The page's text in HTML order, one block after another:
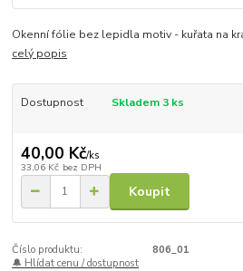
Okenní fólie bez lepidla motiv - kuřata na
celý popis
Dostupnost Skladem 3 ks
40,00 Kč/ks
33,06 Kč bez DPH
Koupit
Číslo produktu:
806_01
🔔 Hlídat cenu / dostupnost